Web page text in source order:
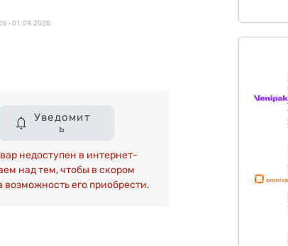
- 01.09.2026
Уведомит
ь
недоступен в интернет-
над тем, чтобы в скором
возможность его приобрести.